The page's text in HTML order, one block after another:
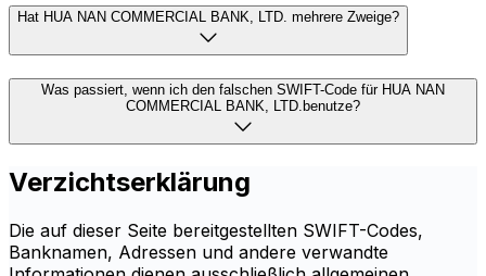
Hat HUA NAN COMMERCIAL BANK, LTD. mehrere Zweige?
Was passiert, wenn ich den falschen SWIFT-Code für HUA NAN
COMMERCIAL BANK, LTD.benutze?
Verzichtserklärung
Die auf dieser Seite bereitgestellten SWIFT-Codes,
Banknamen, Adressen und andere verwandte